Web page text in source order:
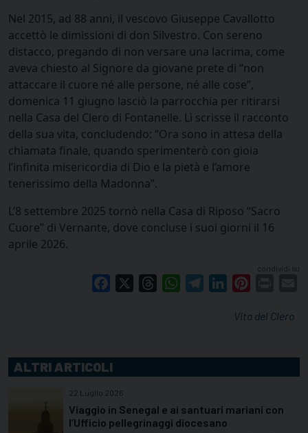
Nel 2015, ad 88 anni, il vescovo Giuseppe Cavallotto
accettò le dimissioni di don Silvestro. Con sereno
distacco, pregando di non versare una lacrima, come
aveva chiesto al Signore da giovane prete di “non
attaccare il cuore né alle persone, né alle cose”,
domenica 11 giugno lasciò la parrocchia per ritirarsi
nella Casa del Clero di Fontanelle. Lì scrisse il racconto
della sua vita, concludendo: “Ora sono in attesa della
chiamata finale, quando sperimenterò con gioia
l’infinita misericordia di Dio e la pietà e l’amore
tenerissimo della Madonna”.
L’8 settembre 2025 tornò nella Casa di Riposo “Sacro
Cuore” di Vernante, dove concluse i suoi giorni il 16
aprile 2026.
condividi su
Facebook ThreadsWhatsAppTelegramLinkedIn
Vita del Clero
ALTRI ARTICOLI
22 Luglio 2026
Viaggio in Senegal e ai santuari mariani con
l’Ufficio pellegrinaggi diocesano